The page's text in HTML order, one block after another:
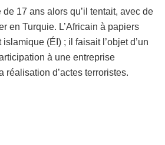
de 17 ans alors qu’il tentait, avec de
en Turquie. L’Africain à papiers
(ÉI) ; il faisait l’objet d’un
à une entreprise
réalisation d’actes terroristes.